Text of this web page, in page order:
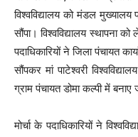
विश्वविद्यालय को मंडल
सौंपा। विश्वविद्यालय स्थापना को
पदाधिकारियों ने जिला पंचायत
सौंपकर मां पाटेश्वरी
ग्राम पंचायत डोमा कल्पी में
मोर्चा के पदाधिकारियों ने